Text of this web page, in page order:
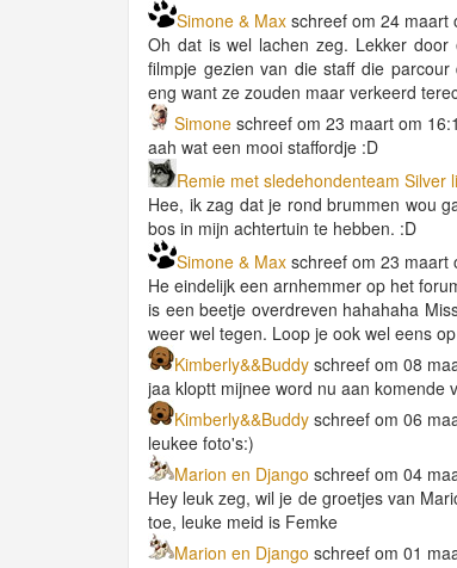
Simone & Max schreef om 24 maart
Oh dat is wel lachen zeg. Lekker
filmpje gezien van die staff die
eng want ze zouden maar verkeerd
Simone schreef om 23 maart om
aah wat een mooi staffordje :D
Remie met sledehondenteam Silver
Hee, ik zag dat je rond brummen wou
bos in mijn achtertuin te hebben. :D
Simone & Max schreef om 23 maart
He eindelijk een arnhemmer op het
is een beetje overdreven hahahaha
weer wel tegen. Loop je ook wel eens
Kimberly&&Buddy schreef om 08
jaa kloptt mijnee word nu aan komende
Kimberly&&Buddy schreef om 06
leukee foto's:)
Marion en Django schreef om 04
Hey leuk zeg, wil je de groetjes van
toe, leuke meid is Femke
Marion en Django schreef om 01